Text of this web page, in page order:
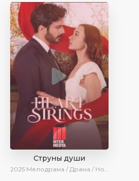
Струны души
2025 Мелодрама / Драма / Новинки / Сериалы 2025